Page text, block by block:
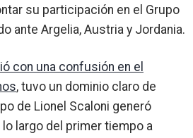
su participación en el Grupo
ante Argelia, Austria y Jordania.
con una confusión en el
, tuvo un dominio claro de
de Lionel Scaloni generó
largo del primer tiempo a